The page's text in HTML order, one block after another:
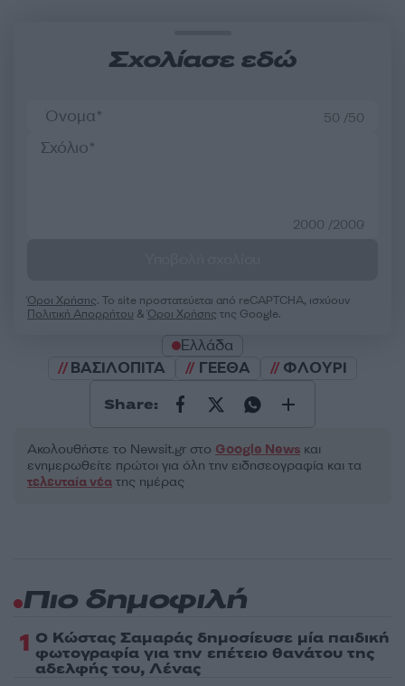
Σχολίασε εδώ
50 /50
2000 /2000
Όροι Χρήσης. Το site προστατεύεται από reCAPTCHA, ισχύουν
Πολιτική Απορρήτου &Όροι Χρήσης της Google.
Ελλάδα
ΒΑΣΙΛΟΠΙΤΑ
ΓΕΕΘΑ ΦΛΟΥΡΙ
Share:
Ακολουθήστε το Νewsit.gr στο Google News και
ενημερωθείτε πρώτοι για όλη την ειδησεογραφία και τα
τελευταία νέα της ημέρας
Πιο δημοφιλή
1 Ο Κώστας Σαμαράς δημοσίευσε μία παιδική
φωτογραφία για την επέτειο θανάτου της
αδελφής του, Λένας